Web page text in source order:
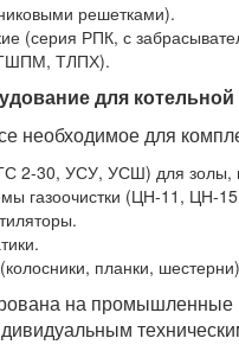
решетками).
(серия РПК, с
ТЛПХ).
для котельной
необходимое для
2-30, УСУ, УСШ) для золы,
газоочистки (ЦН-11, ЦН-
планки,
на промышленные